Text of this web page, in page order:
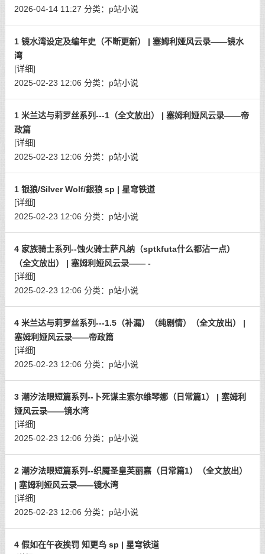
未被绷带遮挡的单眼打量着着自己红色的裙摆、手套与高跟鞋
2026-04-14 11:27 分类： p站小说
1 镜水湾设定及编年史（不断更新） | 塞姆利娅风云录——镜水
湾
[详细]
2025-02-23 12:06 分类： p站小说
1 米兰达与莉罗丝系列---1（全文放出） | 塞姆利娅风云录——帝
政篇
[详细]
2025-02-23 12:06 分类： p站小说
1 银狼/Silver Wolf/銀狼 sp | 星穹铁道
[详细]
2025-02-23 12:06 分类： p站小说
4 家族骑士系列--蚀火骑士萨凡纳（sptkfuta什么都沾一点）
（全文放出） | 塞姆利娅风云录—— -
[详细]
2025-02-23 12:06 分类： p站小说
4 米兰达与莉罗丝系列---1.5（补漏）（纯剧情）（全文放出） |
塞姆利娅风云录——帝政篇
[详细]
2025-02-23 12:06 分类： p站小说
3 潮汐法眼短篇系列--卜死谋主索尔维琴娜（日常篇1） | 塞姆利
娅风云录——镜水湾
[详细]
2025-02-23 12:06 分类： p站小说
2 潮汐法眼短篇系列--织魇圣皇芙丽嘉（日常篇1）（全文放出）
| 塞姆利娅风云录——镜水湾
[详细]
2025-02-23 12:06 分类： p站小说
4 假如在午夜挨罚 知更鸟 sp | 星穹铁道